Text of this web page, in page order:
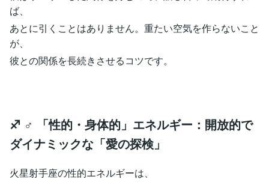
ば、
あとに引くことはありません。重たい空気を作らないこと
が、
彼との関係を長続きさせるコツです。
♐️ ♂ 「性的・身体的」エネルギー：開放的で
ダイナミックな「愛の探検」
火星射手座の性的エネルギーは、